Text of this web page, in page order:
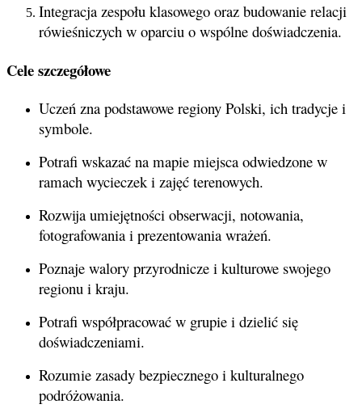
Integracja zespołu klasowego oraz budowanie relacji
rówieśniczych w oparciu o wspólne doświadczenia.
Cele szczegółowe
Uczeń zna podstawowe regiony Polski, ich tradycje i
symbole.
Potrafi wskazać na mapie miejsca odwiedzone w
ramach wycieczek i zajęć terenowych.
Rozwija umiejętności obserwacji, notowania,
fotografowania i prezentowania wrażeń.
Poznaje walory przyrodnicze i kulturowe swojego
regionu i kraju.
Potrafi współpracować w grupie i dzielić się
doświadczeniami.
Rozumie zasady bezpiecznego i kulturalnego
podróżowania.